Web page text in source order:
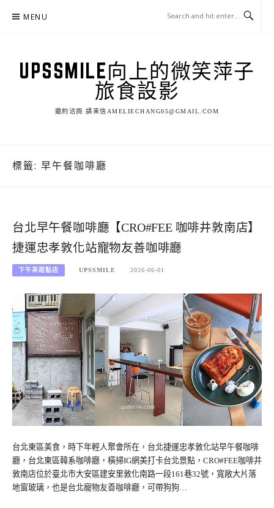
MENU
UPSSMILE向上的微笑萍子
旅食設影
邀約洽詢 請來信AMELIECHANG05@GMAIL.COM
標籤: 早午餐咖啡廳
台北早午餐咖啡廳【CRO#FEE 咖啡井敦南店】
捷運忠孝敦化站寵物友善咖啡廳
下午茶甜點店 UPSSMILE 2026-06-01
台北東區美食，時下年輕人聚會所在，台北捷運忠孝敦化站早午餐咖啡
廳，台北東區韓系咖啡廳，橫掃IG網美打卡台北景點，CRO#FEE咖啡井
敦南店位於臺北市大安區建安里敦化南路一段161巷32號，寬敞大片落
地窗玻璃，也是台北寵物友善咖啡廳，可帶狗狗…